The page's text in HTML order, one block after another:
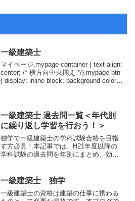
一級建築士
マイページ.mypage-container { text-align:
center; /* 横方向中央揃え */}.mypage-btn
{ display: inline-block; background-color:
一級建築士 過去問一覧＜年代別
に繰り返し学習を行おう！＞
独学で一級建築士の学科試験合格を目指
す方必見！本記事では、H21年度以降の
学科試験の過去問を年別にまとめ、効率
歩一歩確実に進みましょう。
一級建築士 独学
一級建築士の資格は建築の仕事に携わる